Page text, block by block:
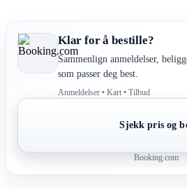
Klar for å bestille?
Sammenlign anmeldelser,
som passer deg best.
Anmeldelser • Kart • Tilbud
Sjekk pris og
Booking.com